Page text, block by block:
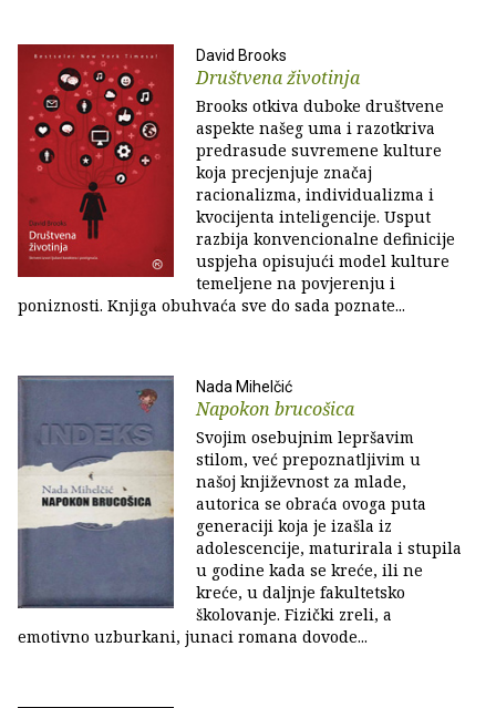
David Brooks
Društvena životinja
Brooks otkiva duboke društvene
aspekte našeg uma i razotkriva
predrasude suvremene kulture
koja precjenjuje značaj
racionalizma, individualizma i
kvocijenta inteligencije. Usput
razbija konvencionalne definicije
uspjeha opisujući model kulture
temeljene na povjerenju i
poniznosti. Knjiga obuhvaća sve do sada poznate...
Nada Mihelčić
Napokon brucošica
Svojim osebujnim lepršavim
stilom, već prepoznatljivim u
našoj književnost za mlade,
autorica se obraća ovoga puta
generaciji koja je izašla iz
adolescencije, maturirala i stupila
u godine kada se kreće, ili ne
kreće, u daljnje fakultetsko
školovanje. Fizički zreli, a
emotivno uzburkani, junaci romana dovode...